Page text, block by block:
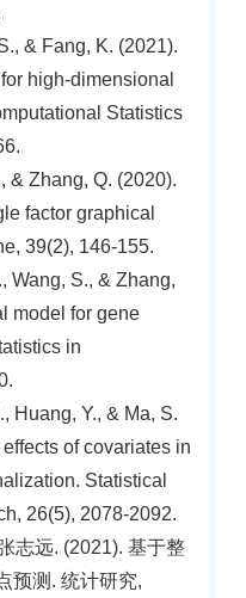
& Fang, K. (2021).
high-dimensional
Statistics
& Zhang, Q. (2020).
factor graphical
39(2), 146-155.
Wang, S., & Zhang,
model for gene
in
Huang, Y., & Ma, S.
of covariates in
Statistical
26(5), 2078-2092.
志远. (2021). 基于整
预测. 统计研究,